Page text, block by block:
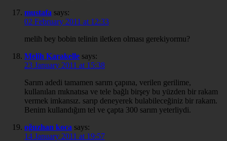
mustafa says:
02 February 2011 at 12:33
melih bey bobin telinin iletken olması gerekiyormu?
Melih Karakelle says:
23 January 2011 at 15:38
Sarım adedi tamamen sarım çapına, verilen gerilime,
kullanılan mıknatısa ve tele bağlı birşey bu yüzden bir rakam
vermek imkansız. sarıp deneyerek bulabileceğiniz bir rakam.
Benim kullandığım tel ve çapta 300 sarım yeterliydi.
oğuzhan koca says:
14 January 2011 at 19:57